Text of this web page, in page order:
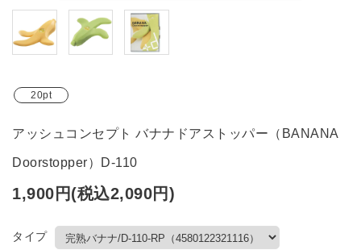
20pt
アッシュコンセプト バナナドアストッパー（BANANA
Doorstopper）D-110
1,900円(税込2,090円)
タイプ